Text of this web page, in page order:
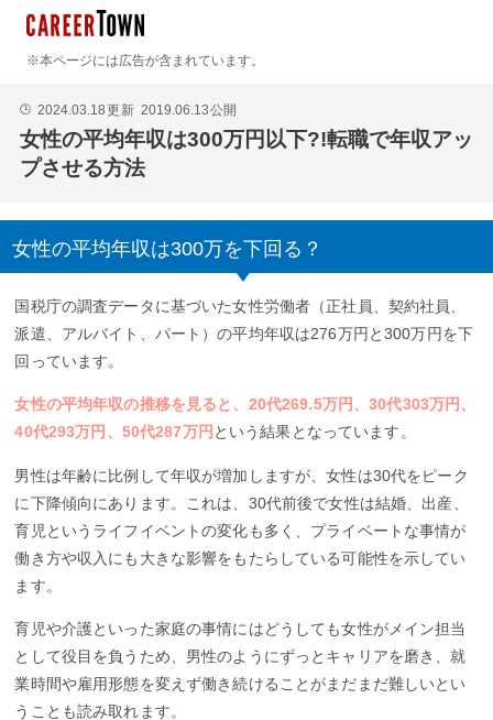
※本ページには広告が含まれています。
🕒 2024.03.18更新 2019.06.13公開
女性の平均年収は300万円以下?!転職で年収アッ
プさせる方法
女性の平均年収は300万を下回る？
国税庁の調査データに基づいた女性労働者（正社員、契約社員、
派遣、アルバイト、パート）の平均年収は276万円と300万円を下
回っています。
女性の平均年収の推移を見ると、20代269.5万円、30代303万円、
40代293万円、50代287万円 という結果となっています。
男性は年齢に比例して年収が増加しますが、女性は30代をピーク
に下降傾向にあります。これは、30代前後で女性は結婚、出産、
育児というライフイベントの変化も多く、プライベートな事情が
働き方や収入にも大きな影響をもたらしている可能性を示してい
ます。
育児や介護といった家庭の事情にはどうしても女性がメイン担当
として役目を負うため、男性のようにずっとキャリアを磨き、就
業時間や雇用形態を変えず働き続けることがまだまだ難しいとい
うことも読み取れます。